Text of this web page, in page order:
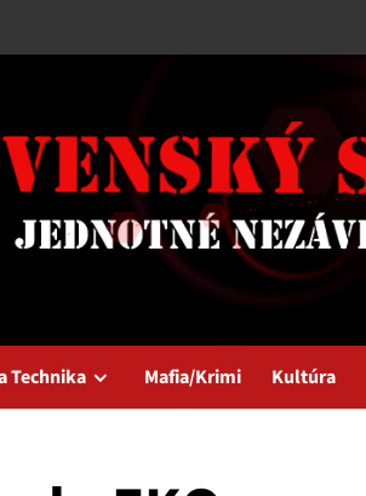
Technika Mafia/Krimi Kultúra